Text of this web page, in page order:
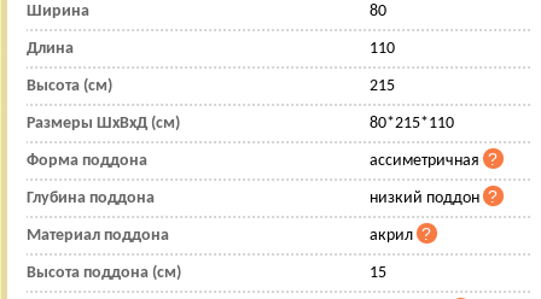
Ширина 80
Длина 110
Высота (см) 215
Размеры ШхВхД (см) 80*215*110
Форма поддона ассиметричная
Глубина поддона низкий поддон
Материал поддона акрил
Высота поддона (см) 15